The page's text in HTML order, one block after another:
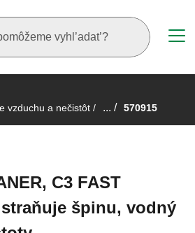
vzduchu a nečistôt / ... / 570915
C3 FAST
špinu, vodný